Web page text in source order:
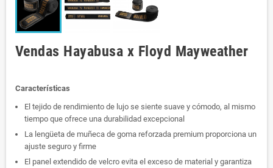
Vendas Hayabusa x Floyd Mayweather
Características
El tejido de rendimiento de lujo se siente suave y cómodo, al mismo
tiempo que ofrece una durabilidad excepcional
La lengüeta de muñeca de goma reforzada premium proporciona un
ajuste seguro y firme
El panel extendido de velcro evita el exceso de material y garantiza